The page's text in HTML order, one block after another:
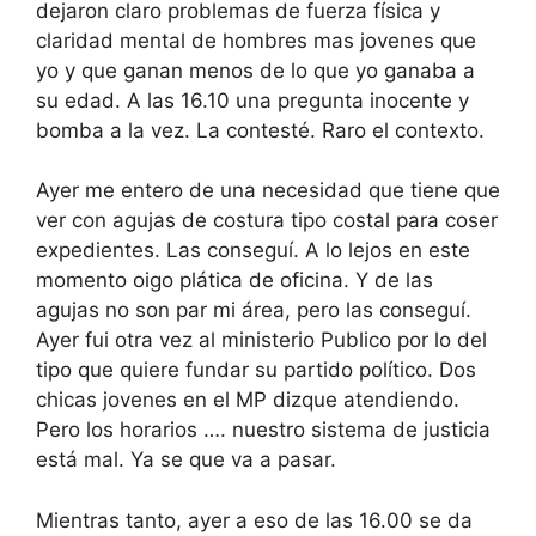
dejaron claro problemas de fuerza física y
claridad mental de hombres mas jovenes que
yo y que ganan menos de lo que yo ganaba a
su edad. A las 16.10 una pregunta inocente y
bomba a la vez. La contesté. Raro el contexto.
Ayer me entero de una necesidad que tiene que
ver con agujas de costura tipo costal para coser
expedientes. Las conseguí. A lo lejos en este
momento oigo plática de oficina. Y de las
agujas no son par mi área, pero las conseguí.
Ayer fui otra vez al ministerio Publico por lo del
tipo que quiere fundar su partido político. Dos
chicas jovenes en el MP dizque atendiendo.
Pero los horarios …. nuestro sistema de justicia
está mal. Ya se que va a pasar.
Mientras tanto, ayer a eso de las 16.00 se da